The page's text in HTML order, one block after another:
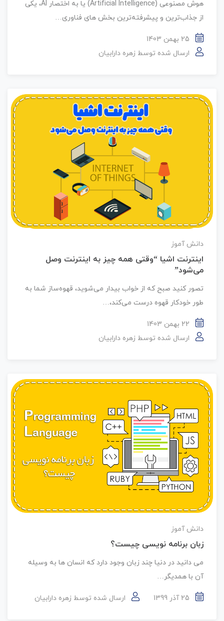
هوش مصنوعی (Artificial Intelligence) یا به اختصار AI، یکی
از جذاب‌ترین و پیشرفته‌ترین بخش های فناوری…
25 بهمن 1403
ارسال شده توسط زهره دارابیان
دانش آموز
اینترنت اشیا “وقتی همه چیز به اینترنت وصل
می‌شود”
تصور کنید صبح که از خواب بیدار می‌شوید، قهوه‌ساز شما به
طور خودکار قهوه درست می‌کند،…
22 بهمن 1403
ارسال شده توسط زهره دارابیان
دانش آموز
زبان برنامه نویسی چیست؟
می دانید در دنیا چند زبان وجود دارد که انسان ها به وسیله
آن با همدیگر…
25 آذر 1399 ارسال شده توسط زهره دارابیان